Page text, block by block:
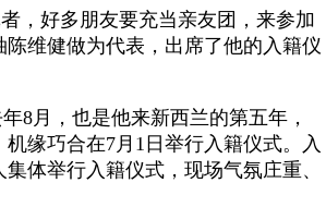
，好多朋友要充当亲友团，来参加
维健做为代表，出席了他的入籍仪
8月，也是他来新西兰的第五年，
缘巧合在7月1日举行入籍仪式。入
体举行入籍仪式，现场气氛庄重、